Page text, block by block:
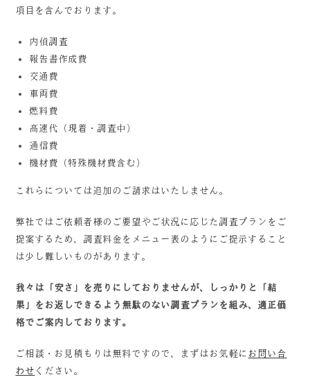
項目を含んでおります。
内偵調査
報告書作成費
交通費
車両費
燃料費
高速代（現着・調査中）
通信費
機材費（特殊機材費含む）
これらについては追加のご請求はいたしません。
弊社ではご依頼者様のご要望やご状況に応じた調査プランをご
提案するため、調査料金をメニュー表のようにご提示すること
は少し難しいものがあります。
我々は「安さ」を売りにしておりませんが、しっかりと「結
果」をお返しできるよう無駄のない調査プランを組み、適正価
格でご案内しております。
ご相談・お見積もりは無料ですので、まずはお気軽に お問い合
わせ ください。